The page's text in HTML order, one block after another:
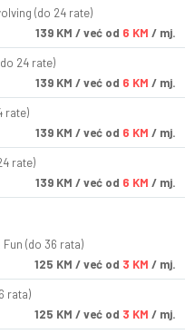
(do 24 rate)
139 KM / već od 6 KM / mj.
24 rate)
139 KM / već od 6 KM / mj.
rate)
139 KM / već od 6 KM / mj.
rate)
139 KM / već od 6 KM / mj.
(do 36 rata)
125 KM / već od 3 KM / mj.
rata)
125 KM / već od 3 KM / mj.